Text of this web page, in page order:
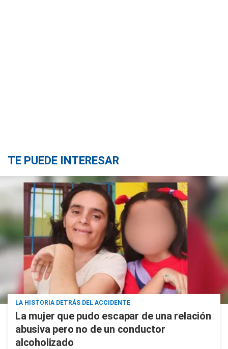
TE PUEDE INTERESAR
LA HISTORIA DETRÁS DEL ACCIDENTE
La mujer que pudo escapar de una relación
abusiva pero no de un conductor
alcoholizado